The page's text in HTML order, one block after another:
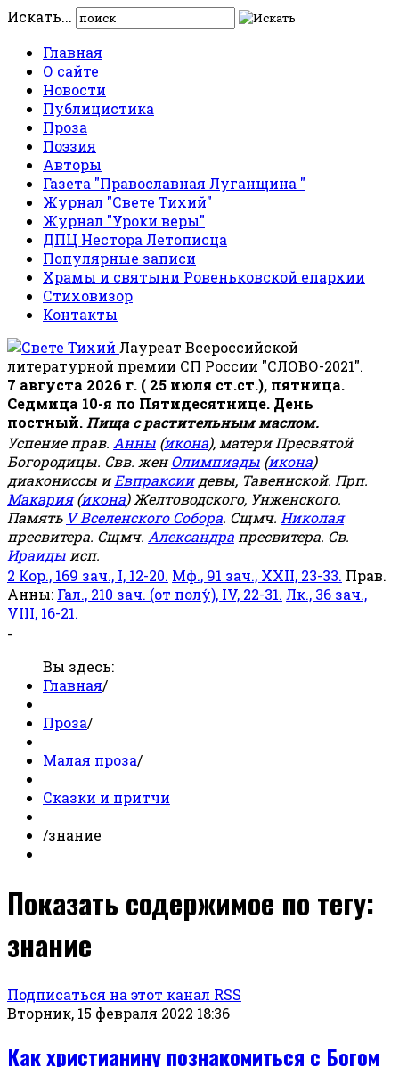
Искать...
Главная
О сайте
Новости
Публицистика
Проза
Поэзия
Авторы
Газета "Православная Луганщина "
Журнал "Свете Тихий"
Журнал "Уроки веры"
ДПЦ Нестора Летописца
Популярные записи
Храмы и святыни Ровеньковской епархии
Стиховизор
Контакты
Лауреат Всероссийской
литературной премии СП России "СЛОВО-2021".
7 августа 2026 г. ( 25 июля ст.ст.), пятница.
Седмица 10-я по Пятидесятнице. День
постный. Пища с растительным маслом.
Успение прав. Анны (икона), матери Пресвятой
Богородицы. Свв. женОлимпиады (икона)
диакониссы иЕвпраксиидевы, Тавеннской. Прп.
Макария(икона) Желтоводского, Унженского.
Память V Вселенского Собора. Сщмч. Николая
пресвитера. Сщмч. Александра пресвитера. Св.
Ираиды исп.
2 Кор., 169 зач., I, 12-20. Мф., 91 зач., XXII, 23-33. Прав.
Анны: Гал., 210 зач. (от полу́), IV, 22-31. Лк., 36 зач.,
VIII, 16-21.
-
Вы здесь:
Главная/
Проза/
Малая проза/
Сказки и притчи
/знание
Показать содержимое по тегу:
знание
Подписаться на этот канал RSS
Вторник, 15 февраля 2022 18:36
Как христианину познакомиться с Богом